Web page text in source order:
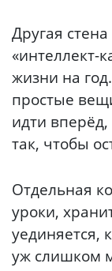
Другая
«интеллект-
жизни на
простые
идти
так, чтобы
Отдельная
уроки,
уединяется,
уж слишком